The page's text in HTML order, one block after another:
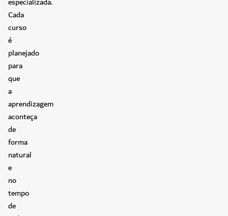
Cada
curso
é
planejado
para
que
a
aprendizagem
aconteça
de
forma
natural
e
no
tempo
de